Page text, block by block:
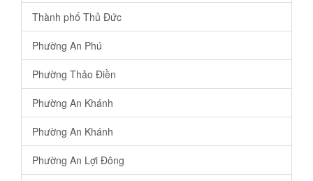
Thành phố Thủ Đức
Phường An Phú
Phường Thảo Điền
Phường An Khánh
Phường An Khánh
Phường An Lợi Đông